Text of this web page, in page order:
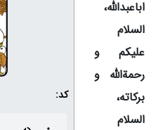
کد:
اباعبدالله،
السلام
علیکم و
رحمة‌الله و
برکاته،
السلام